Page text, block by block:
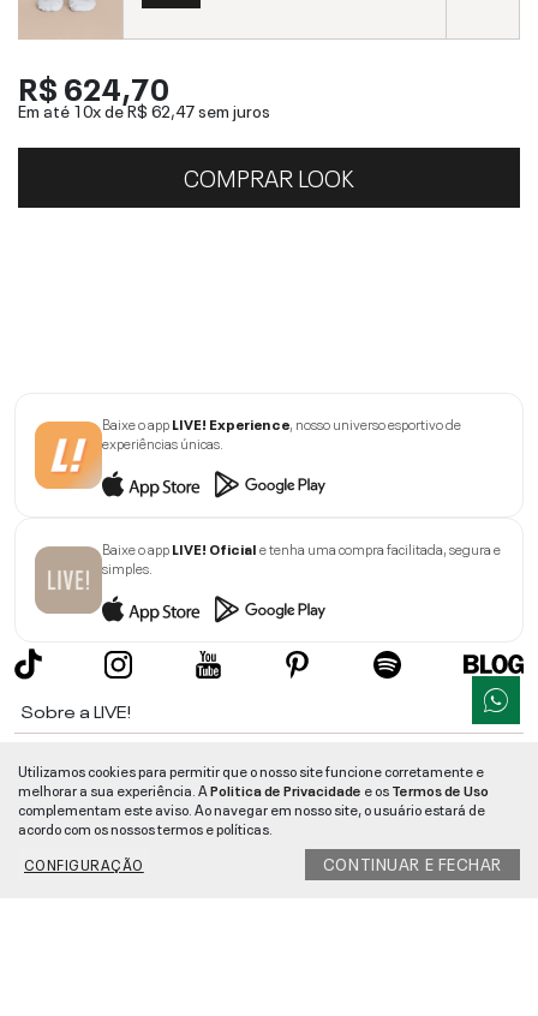
R$ 624,70
Em até 10x deR$ 62,47sem juros
COMPRAR LOOK
Baixe o appLIVE! Experience, nosso universo esportivo de
experiências únicas.
Baixe o appLIVE! Oficiale tenha uma compra facilitada, segura e
simples.
Sobre a LIVE!
Informações
Utilizamos cookies para permitir que o nosso site funcione corretamente e
melhorar a sua experiência. APolitica de Privacidade e osTermos de Uso
complementam este aviso. Ao navegar em nosso site, o usuário estará de
acordo com os nossos termos e políticas.
CONFIGURAÇÃO
CONTINUAR E FECHAR